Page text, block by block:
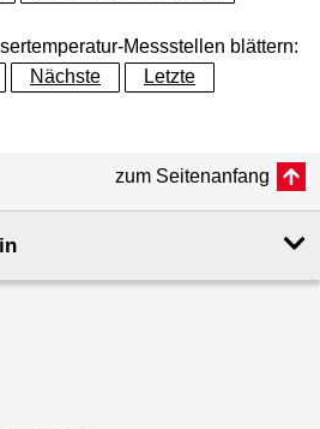
Messstellen blättern:
Nächste Letzte
zum Seitenanfang